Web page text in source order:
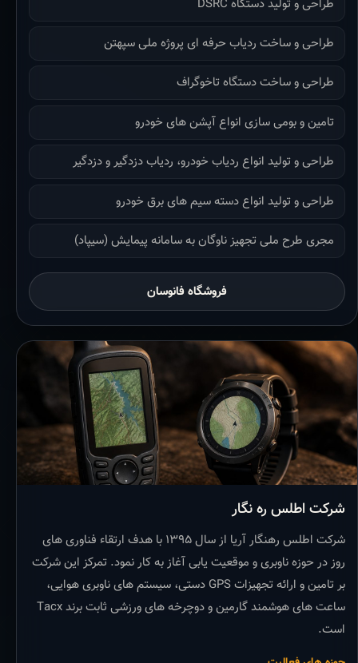
طراحی و تولید دستگاه DSRC
طراحی و ساخت ردیاب حرفه ای پروژه ملی سپهتن
طراحی و ساخت دستگاه تاخوگراف
تامین و بومی سازی انواع آپشن های خودرو
طراحی و تولید انواع ردیاب خودرو، ردیاب دزدگیر و دزدگیر
طراحی و تولید انواع دسته سیم های برق خودرو
مجری طرح ملی تجهیز ناوگان به سامانه پیمایش (سیپاد)
فروشگاه فانوسان
شرکت اطلس ره نگار
شرکت اطلس رهنگار آریا از سال ۱۳۹۵ با هدف ارتقاء فناوری های
روز در حوزه ناوبری و موقعیت یابی آغاز به کار نمود. تمرکز این شرکت
بر تامین و ارائه تجهیزات GPS دستی، سیستم های ناوبری هوایی،
ساعت های هوشمند گارمین و دوچرخه های ورزشی ثابت برند Tacx
است.